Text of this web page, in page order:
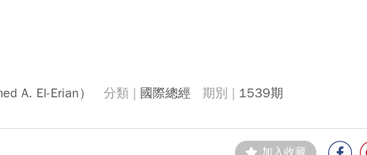
A. El-Erian） 國際總經
1539期